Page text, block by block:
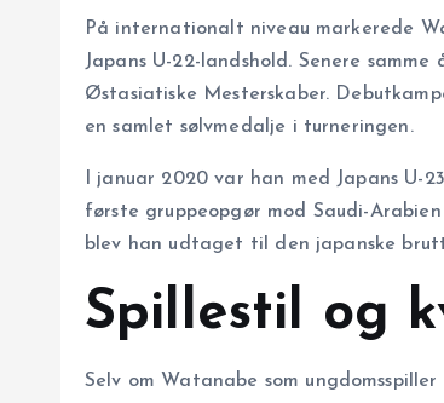
På internationalt niveau markerede
Japans U-22-landshold. Senere
Østasiatiske Mesterskaber.
en samlet sølvmedalje i turneringen.
I januar 2020 var han med Japans U-
første gruppeopgør mod Saudi-
blev han udtaget til den japanske
Spillestil og
Selv om Watanabe som